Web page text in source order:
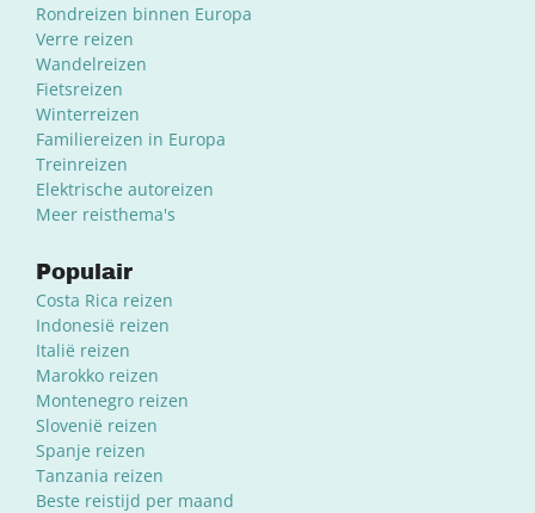
Rondreizen binnen Europa
Verre reizen
Wandelreizen
Fietsreizen
Winterreizen
Familiereizen in Europa
Treinreizen
Elektrische autoreizen
Meer reisthema's
Populair
Costa Rica reizen
Indonesië reizen
Italië reizen
Marokko reizen
Montenegro reizen
Slovenië reizen
Spanje reizen
Tanzania reizen
Beste reistijd per maand